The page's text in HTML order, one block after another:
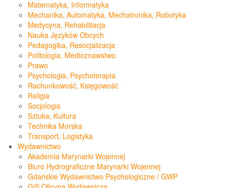
Matematyka, Informatyka
Mechanika, Automatyka, Mechatronika, Robotyka
Medycyna, Rehabilitacja
Nauka Języków Obcych
Pedagogika, Resocjalizacja
Politologia, Medioznawstwo
Prawo
Psychologia, Psychoterapia
Rachunkowość, Księgowość
Religia
Socjologia
Sztuka, Kultura
Technika Morska
Transport, Logistyka
Wydawnictwo
Akademia Marynarki Wojennej
Biuro Hydrograficzne Marynarki Wojennej
Gdańskie Wydawnictwo Psychologiczne / GWP